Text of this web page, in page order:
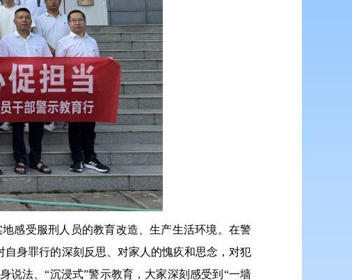
感受服刑人员的教育改造、生产生活环境。在警
自身罪行的深刻反思、对家人的愧疚和思念，对犯
说法、“沉浸式”警示教育，大家深刻感受到“一墙